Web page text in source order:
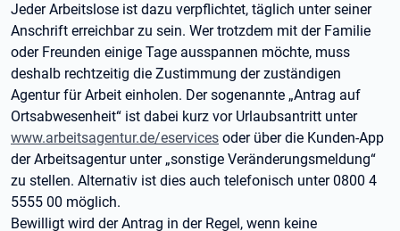
Jeder Arbeitslose ist dazu verpflichtet, täglich unter seiner
Anschrift erreichbar zu sein. Wer trotzdem mit der Familie
oder Freunden einige Tage ausspannen möchte, muss
deshalb rechtzeitig die Zustimmung der zuständigen
Agentur für Arbeit einholen. Der sogenannte „Antrag auf
Ortsabwesenheit“ ist dabei kurz vor Urlaubsantritt unter
www.arbeitsagentur.de/eservices oder über die Kunden-App
der Arbeitsagentur unter „sonstige Veränderungsmeldung“
zu stellen. Alternativ ist dies auch telefonisch unter 0800 4
5555 00 möglich.
Bewilligt wird der Antrag in der Regel, wenn keine